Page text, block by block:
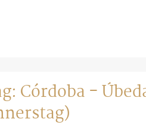
Córdoba -